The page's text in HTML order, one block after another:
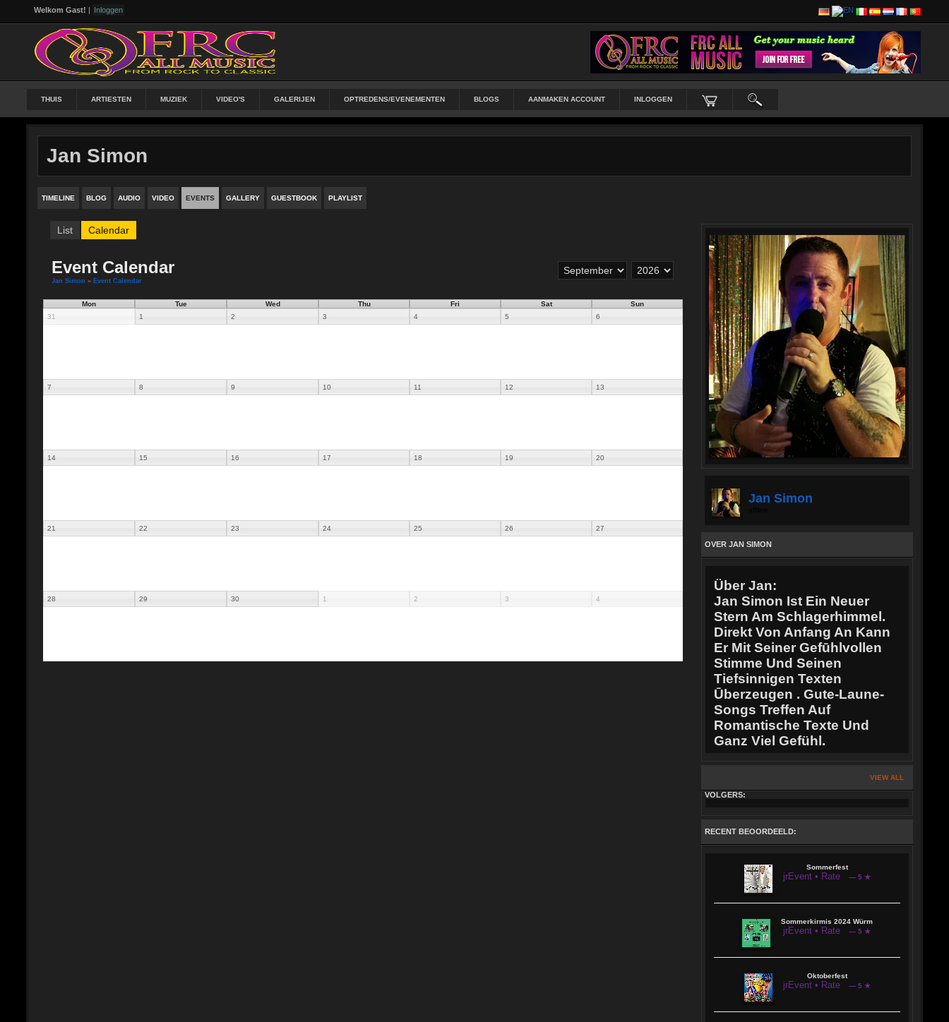
Welkom Gast! | Inloggen
THUIS ARTIESTEN MUZIEK VIDEO'S GALERIJEN OPTREDENS/EVENEMENTEN BLOGS AANMAKEN ACCOUNT INLOGGEN
Jan Simon
TIMELINE BLOG AUDIO VIDEO EVENTS GALLERY GUESTBOOK PLAYLIST
List Calendar
Event Calendar
Jan Simon » Event Calendar
Mon Tue Wed Thu Fri Sat
Sun
31
1 2 3 4 5 6
7 8 9 10 11 12 13
14 15 16 17 18 19 20
21 22 23 24 25 26 27
28 29 30 1 2 3 4
Jan Simon
OVER JAN SIMON
Über Jan:
Jan Simon Ist Ein Neuer
Stern Am Schlagerhimmel.
Direkt Von Anfang An Kann
Er Mit Seiner Gefūhlvollen
Stimme Und Seinen
Tiefsinnigen Texten
Ūberzeugen . Gute-Laune-
Songs Treffen Auf
Romantische Texte Und
Ganz Viel Gefühl.
VIEW ALL
VOLGERS:
RECENT BEOORDEELD:
Sommerfest
jrEvent • Rate — 5 ★
Sommerkirmis 2024 Würm
jrEvent • Rate — 5 ★
Oktoberfest
jrEvent • Rate — 5 ★